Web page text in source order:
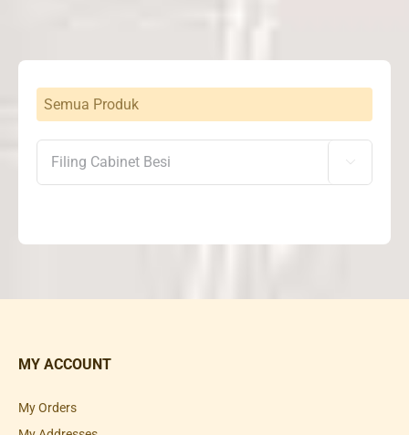
Semua Produk

MY ACCOUNT
My Orders